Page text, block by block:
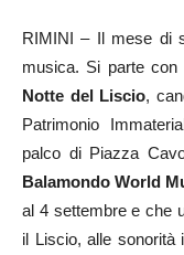
RIMINI – Il mese di
musica. Si parte
Notte del Liscio,
Patrimonio
palco di Piazza
Balamondo World
al 4 settembre e che
il Liscio, alle sonorità